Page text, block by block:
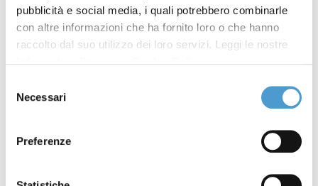
pubblicità e social media, i quali potrebbero combinarle
con altre informazioni che ha fornito loro o che hanno
raccolto dal suo utilizzo dei loro servizi. Leggi le nostre
delNecessari
Preferenze
norma. Da quei dati preoccupanti è nato il
movimentoMamme NO PFAS, protagonista insieme
ad altre associazioni di una mobilitazione che ha
azienda chimica.
condannato 11 ex dirigenti Miteni per avvelenamento
delle acque e disastro ambientale: una sentenza